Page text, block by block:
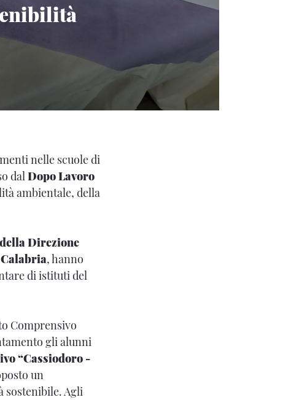
nelle scuole di
dalDopo Lavoro
ambientale, della
Direzione
, hanno
di istituti del
Comprensivo
gli alunni
“Cassiodoro -
un
sostenibile. Agli